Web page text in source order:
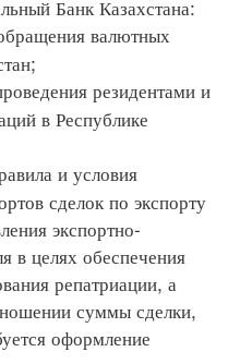
Банк Казахстана:
валютных
резидентами и
в Республике
и условия
сделок по экспорту
экспортно-
в целях обеспечения
репатриации, а
суммы сделки,
оформление